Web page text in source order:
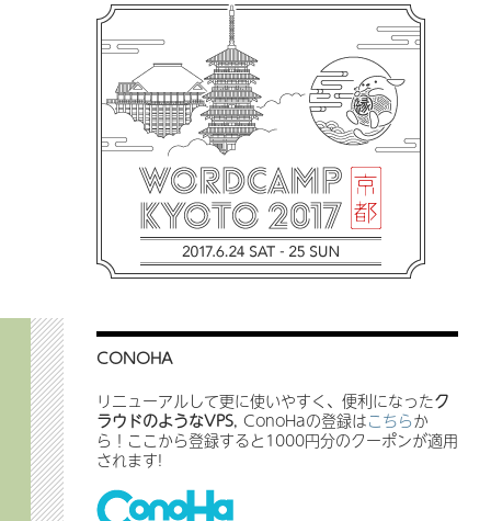
CONOHA
リニューアルして更に使いやすく、便利になったク
ラウドのようなVPS, ConoHaの登録はこちらか
ら！ここから登録すると1000円分のクーポンが適用
されます!